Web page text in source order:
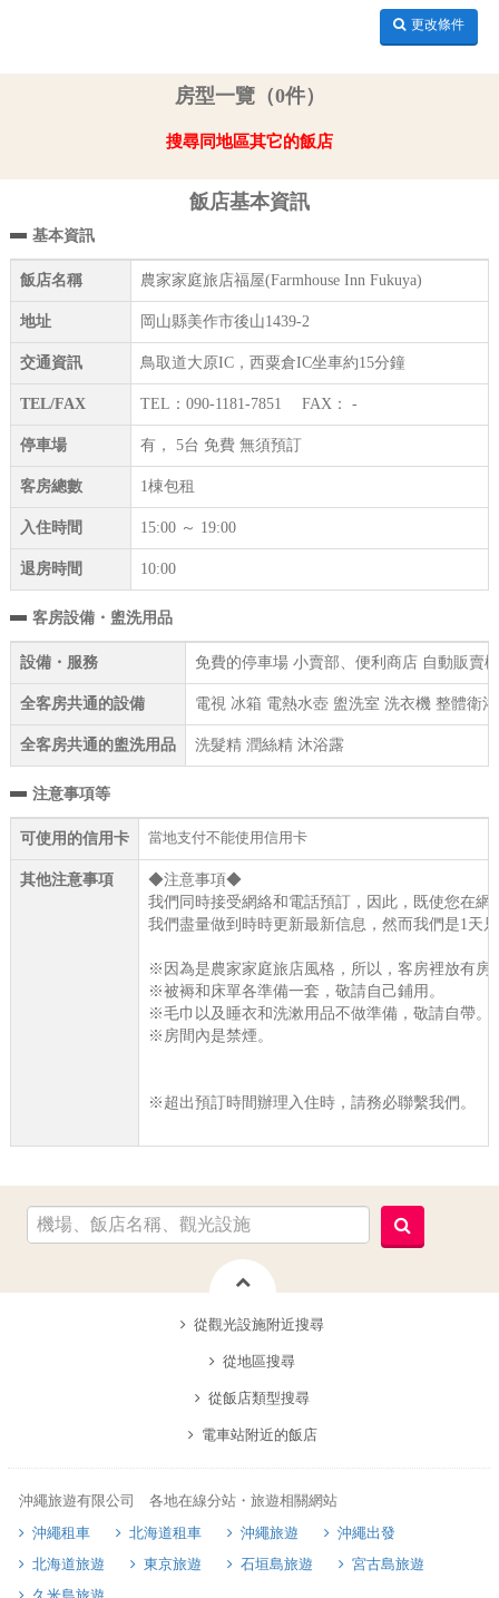
更改條件
房型一覽（0件）
搜尋同地區其它的飯店
飯店基本資訊
基本資訊
飯店名稱 農家家庭旅店福屋(Farmhouse Inn Fukuya)
地址 岡山縣美作市後山1439-2
交通資訊 鳥取道大原IC，西粟倉IC坐車約15分鐘
TEL/FAX TEL：090-1181-7851 FAX： -
停車場 有， 5台 免費 無須預訂
客房總數 1棟包租
入住時間 15:00 ～ 19:00
退房時間 10:00
客房設備・盥洗用品
設備・服務 免費的停車場 小賣部、便利商店 自動販賣
全客房共通的設備 電視 冰箱 電熱水壺 盥洗室 洗衣機 整體衛
全客房共通的盥洗用品 洗髮精 潤絲精 沐浴露
注意事項等
可使用的信用卡 當地支付不能使用信用卡
其他注意事項
◆注意事項◆
我們同時接受網絡和電話預訂，因此，既使您在
我們盡量做到時時更新最新信息，然而我們是1天
※因為是農家家庭旅店風格，所以，客房裡放有房
※被褥和床單各準備一套，敬請自己鋪用。
※毛巾以及睡衣和洗漱用品不做準備，敬請自帶。
※房間內是禁煙。
※超出預訂時間辦理入住時，請務必聯繫我們。
從觀光設施附近搜尋
從地區搜尋
從飯店類型搜尋
電車站附近的飯店
沖繩旅遊有限公司 各地在線分站・旅遊相關網站
沖繩租車
北海道租車 沖繩旅遊
沖繩出發
北海道旅遊
東京旅遊 石垣島旅遊
宮古島旅遊